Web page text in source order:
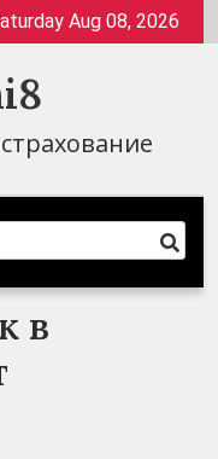
Aug 08, 2026
в